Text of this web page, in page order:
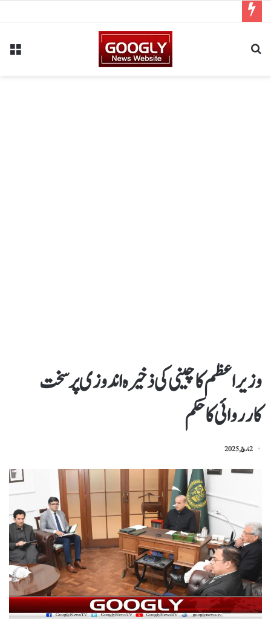
وزیراعظم کا چینی کی ذخیرہ اندوزی پرسخت
کارروائی کاحکم
2 مارچ, 2025